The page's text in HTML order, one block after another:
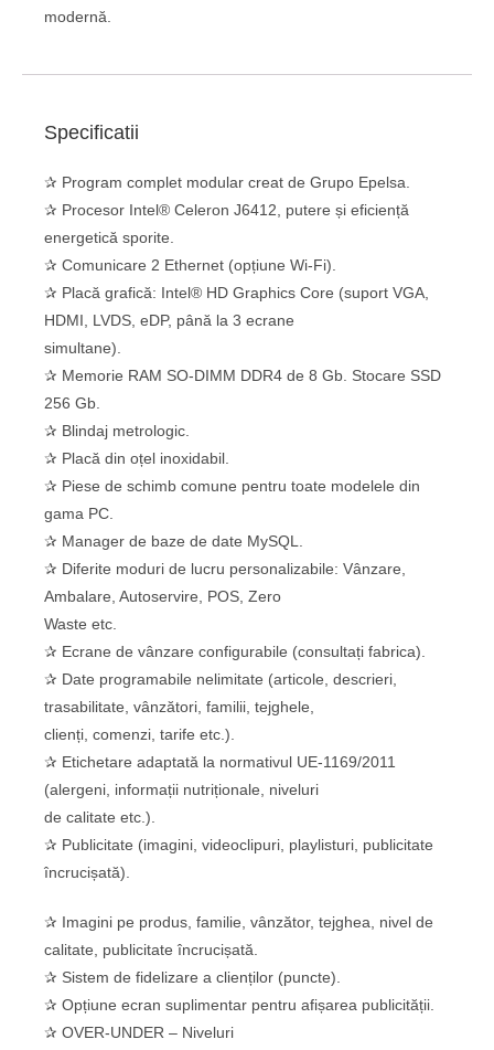
modernă.
Specificatii
✰ Program complet modular creat de Grupo Epelsa.
✰ Procesor Intel® Celeron J6412, putere și eficiență
energetică sporite.
✰ Comunicare 2 Ethernet (opțiune Wi-Fi).
✰ Placă grafică: Intel® HD Graphics Core (suport VGA,
HDMI, LVDS, eDP, până la 3 ecrane
simultane).
✰ Memorie RAM SO-DIMM DDR4 de 8 Gb. Stocare SSD
256 Gb.
✰ Blindaj metrologic.
✰ Placă din oțel inoxidabil.
✰ Piese de schimb comune pentru toate modelele din
gama PC.
✰ Manager de baze de date MySQL.
✰ Diferite moduri de lucru personalizabile: Vânzare,
Ambalare, Autoservire, POS, Zero
Waste etc.
✰ Ecrane de vânzare configurabile (consultați fabrica).
✰ Date programabile nelimitate (articole, descrieri,
trasabilitate, vânzători, familii, tejghele,
clienți, comenzi, tarife etc.).
✰ Etichetare adaptată la normativul UE-1169/2011
(alergeni, informații nutriționale, niveluri
de calitate etc.).
✰ Publicitate (imagini, videoclipuri, playlisturi, publicitate
încrucișată).
✰ Imagini pe produs, familie, vânzător, tejghea, nivel de
calitate, publicitate încrucișată.
✰ Sistem de fidelizare a clienților (puncte).
✰ Opțiune ecran suplimentar pentru afișarea publicității.
✰ OVER-UNDER – Niveluri